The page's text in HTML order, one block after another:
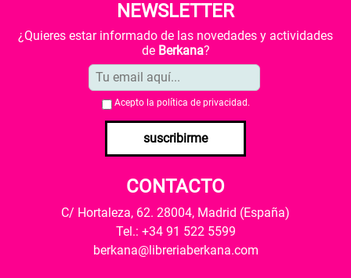
NEWSLETTER
¿Quieres estar informado de las novedades y actividades
de Berkana?
Acepto la política de privacidad .
suscribirme
CONTACTO
C/ Hortaleza, 62. 28004, Madrid (España)
Tel.: +34 91 522 5599
berkana@libreriaberkana.com